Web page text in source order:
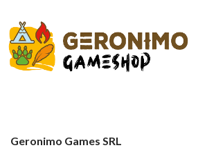
Geronimo Games SRL